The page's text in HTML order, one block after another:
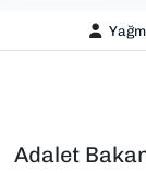
Adalet